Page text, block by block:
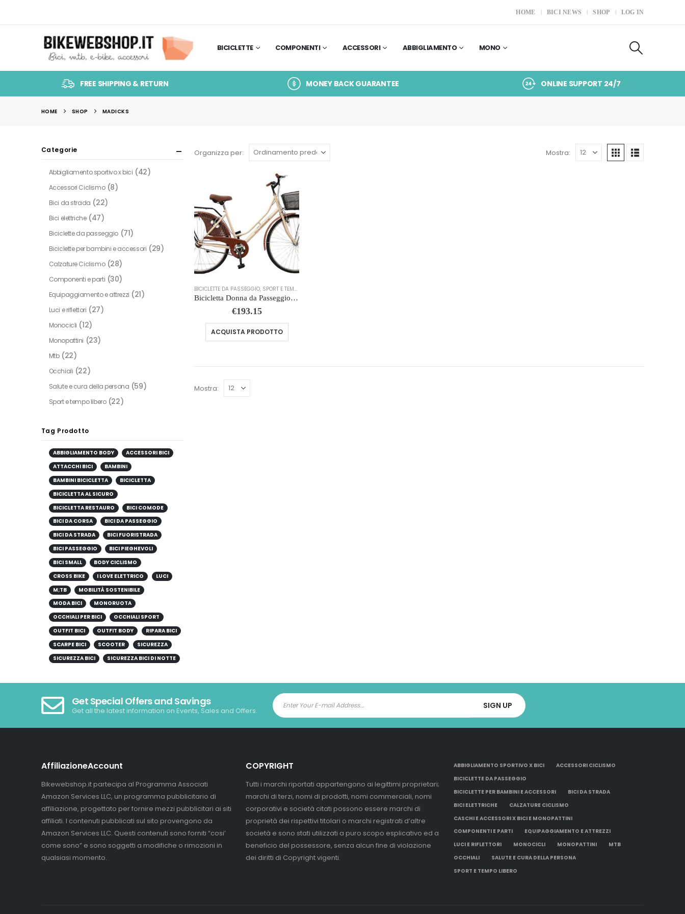
HOME BICI NEWS SHOP LOG IN
BICICLETTE COMPONENTI ACCESSORI ABBIGLIAMENTO MONO
FREE SHIPPING & RETURN MONEY BACK GUARANTEE ONLINE SUPPORT 24/7
HOME SHOP ‎MADICKS
Organizza per: Mostra:
BICICLETTE DA PASSEGGIO, SPORT E TEMPO LIBERO
Bicicletta Donna da Passeggio Olanda Misura 26 Bici da città Vintage retrò con Cestino Beige
€193.15
ACQUISTA PRODOTTO
Mostra:
Categorie
Abbigliamento sportivo x bici (42)
Accessori Ciclismo (8)
Bici da strada (22)
Bici elettriche (47)
Biciclette da passeggio (71)
Biciclette per bambini e accessori (29)
Calzature Ciclismo (28)
Componenti e parti (30)
Equipaggiamento e attrezzi (21)
Luci e riflettori (27)
Monocicli (12)
Monopattini (23)
Mtb (22)
Occhiali (22)
Salute e cura della persona (59)
Sport e tempo libero (22)
Tag Prodotto
ABBIGLIAMENTO BODY
ACCESSORI BICI
ATTACCHI BICI
BAMBINI
BAMBINI BICICLETTA
BICICLETTA
BICICLETTA AL SICURO
BICICLETTA RESTAURO
BICI COMODE
BICI DA CORSA
BICI DA PASSEGGIO
BICI DA STRADA
BICI FUORISTRADA
BICI PASSEGGIO
BICI PIEGHEVOLI
BICI SMALL
BODY CICLISMO
CROSS BIKE
I LOVE ELETTRICO
LUCI
M;TB
MOBILITÀ SOSTENIBILE
MODA BICI
MONORUOTA
OCCHIALI PER BICI
OCCHIALI SPORT
OUTFIT BICI
OUTFIT BODY
RIPARA BICI
SCARPE BICI
SCOOTER
SICUREZZA
SICUREZZA BICI
SICUREZZA BICI DI NOTTE
Get Special Offers and Savings
Get all the latest information on Events, Sales and Offers.
AffiliazioneAccount
Bikewebshop.it partecipa al Programma Associati
Amazon Services LLC, un programma pubblicitario di
affiliazione, progettato per fornire mezzi pubblicitari ai siti
affiliati. I contenuti pubblicati sul sito provengono da
Amazon Services LLC. Questi contenuti sono forniti “cosi’
come sono” e sono soggetti a modifiche o rimozioni in
qualsiasi momento.
COPYRIGHT
Tutti i marchi riportati appartengono ai legittimi proprietari;
marchi di terzi, nomi di prodotti, nomi commerciali, nomi
corporativi e società citati possono essere marchi di
proprietà dei rispettivi titolari o marchi registrati d’altre
società e sono stati utilizzati a puro scopo esplicativo ed a
beneficio del possessore, senza alcun fine di violazione
dei diritti di Copyright vigenti.
ABBIGLIAMENTO SPORTIVO X BICI
ACCESSORI CICLISMO
BICICLETTE DA PASSEGGIO
BICICLETTE PER BAMBINI E ACCESSORI
BICI DA STRADA
BICI ELETTRICHE
CALZATURE CICLISMO
CASCHI E ACCESSORI X BICI E MONOPATTINI
COMPONENTI E PARTI
EQUIPAGGIAMENTO E ATTREZZI
LUCI E RIFLETTORI
MONOCICLI MONOPATTINI
MTB
OCCHIALI
SALUTE E CURA DELLA PERSONA
SPORT E TEMPO LIBERO